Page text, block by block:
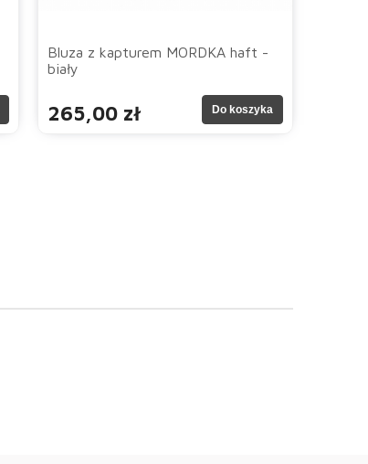
Bluza z kapturem MORDKA haft -
biały
265,00 zł Do koszyka